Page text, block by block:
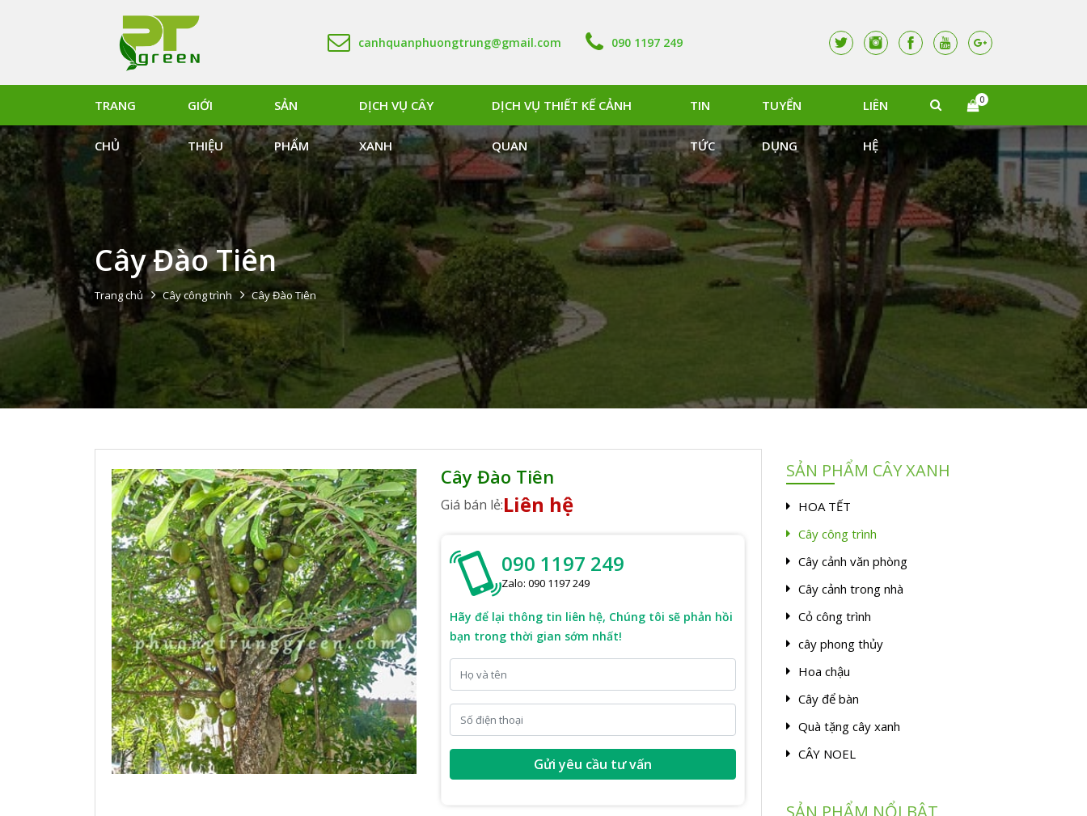
canhquanphuongtrung@gmail.com 090 1197 249
TRANG
CHỦ
GIỚI
THIỆU
SẢN
PHẨM
DỊCH VỤ CÂY
XANH
DỊCH VỤ THIẾT KẾ CẢNH
QUAN
TIN
TỨC
TUYỂN
DỤNG
LIÊN
HỆ
0
Cây Đào Tiên
Trang chủ Cây công trình Cây Đào Tiên
Cây Đào Tiên
Giá bán lẻ:Liên hệ
090 1197 249
Zalo: 090 1197 249
Hãy để lại thông tin liên hệ, Chúng tôi sẽ phản hồi
bạn trong thời gian sớm nhất!
Gửi yêu cầu tư vấn
SẢN PHẨM CÂY XANH
HOA TẾT
Cây công trình
Cây cảnh văn phòng
Cây cảnh trong nhà
Cỏ công trình
cây phong thủy
Hoa chậu
Cây để bàn
Quà tặng cây xanh
CÂY NOEL
SẢN PHẨM NỔI BẬT